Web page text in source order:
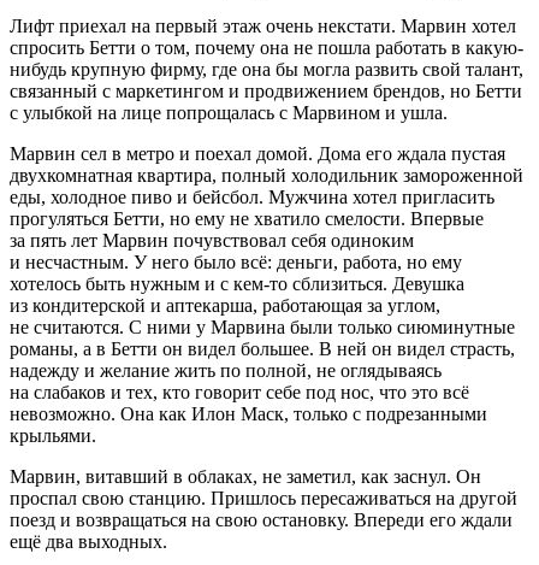
Лифт приехал на первый этаж очень некстати. Марвин хотел
спросить Бетти о том, почему она не пошла работать в какую-
нибудь крупную фирму, где она бы могла развить свой талант,
связанный с маркетингом и продвижением брендов, но Бетти
с улыбкой на лице попрощалась с Марвином и ушла.
Марвин сел в метро и поехал домой. Дома его ждала пустая
двухкомнатная квартира, полный холодильник замороженной
еды, холодное пиво и бейсбол. Мужчина хотел пригласить
прогуляться Бетти, но ему не хватило смелости. Впервые
за пять лет Марвин почувствовал себя одиноким
и несчастным. У него было всё: деньги, работа, но ему
хотелось быть нужным и с кем-то сблизиться. Девушка
из кондитерской и аптекарша, работающая за углом,
не считаются. С ними у Марвина были только сиюминутные
романы, а в Бетти он видел большее. В ней он видел страсть,
надежду и желание жить по полной, не оглядываясь
на слабаков и тех, кто говорит себе под нос, что это всё
невозможно. Она как Илон Маск, только с подрезанными
крыльями.
Марвин, витавший в облаках, не заметил, как заснул. Он
проспал свою станцию. Пришлось пересаживаться на другой
поезд и возвращаться на свою остановку. Впереди его ждали
ещё два выходных.